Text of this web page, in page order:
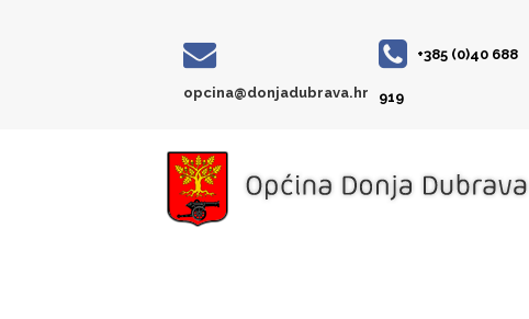
opcina@donjadubrava.hr
+385 (0)40 688
919